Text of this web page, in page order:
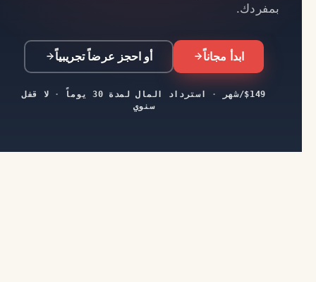
بمفردك.
ابدأ مجاناً أو احجز عرضاً تجريبياً
$149/شهر · استرداد المال لمدة 30 يوماً ·
لا قفل
سنوي